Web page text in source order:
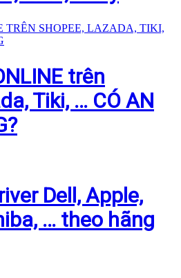
trên
Tiki, … CÓ AN
Dell, Apple,
… theo hãng